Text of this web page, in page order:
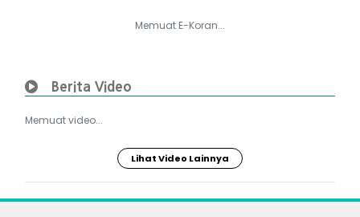
Memuat E-Koran...
Berita Video
Memuat video...
Lihat Video Lainnya